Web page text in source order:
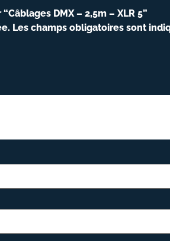
DMX – 2,5m – XLR 5”
Les champs obligatoires sont